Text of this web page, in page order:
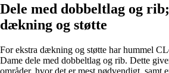
Dele med dobbeltlag og
dækning og støtte
For ekstra dækning og støtte har hummel
Dame dele med dobbeltlag og rib. Dette
områder, hvor det er mest nødvendigt, samt